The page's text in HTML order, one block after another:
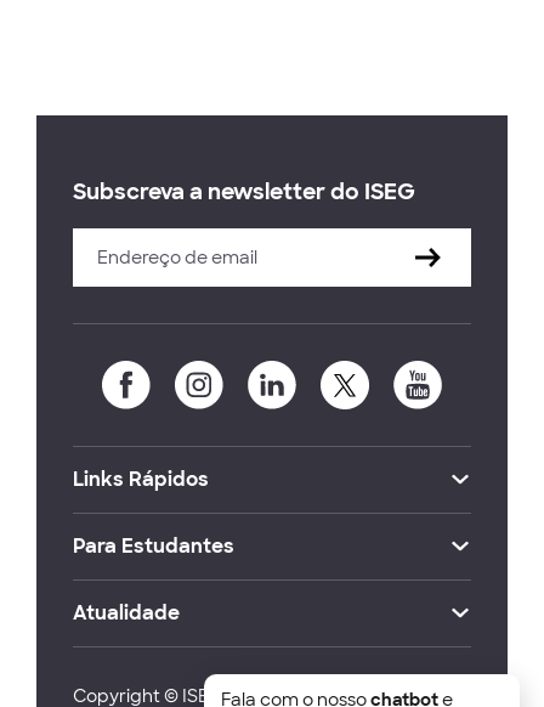
Subscreva a newsletter do ISEG
Links Rápidos
Para Estudantes
Atualidade
Copyright © ISEG Lisbon School of Economics
Fala com o nossochatbote